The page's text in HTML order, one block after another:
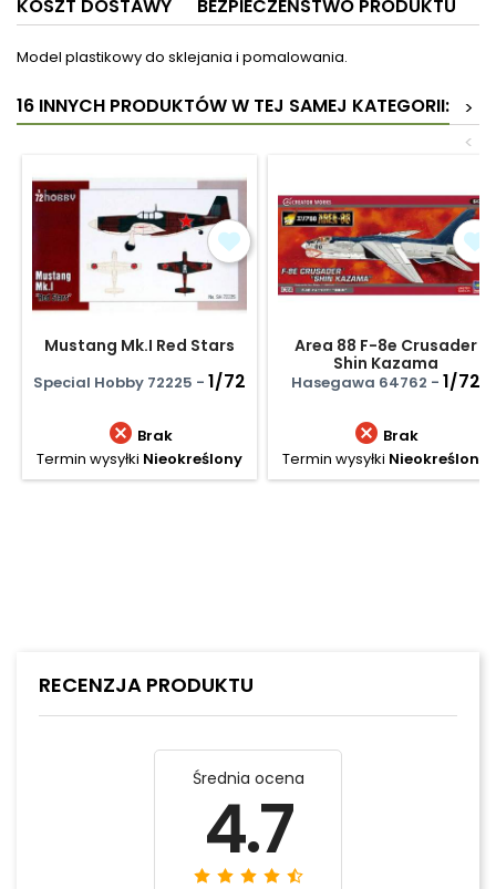
KOSZT DOSTAWY
BEZPIECZEŃSTWO PRODUKTU
Model plastikowy do sklejania i pomalowania.
16 INNYCH PRODUKTÓW W TEJ SAMEJ KATEGORII:
>
<
Mustang Mk.I Red Stars
Special Hobby 72225 - 1/72
 Brak
Termin wysyłki Nieokreślony
Area 88 F-8e Crusader
Shin Kazama
Hasegawa 64762 - 1/72
 Brak
Termin wysyłki Nieokreślony
RECENZJA PRODUKTU
Średnia ocena
4.7